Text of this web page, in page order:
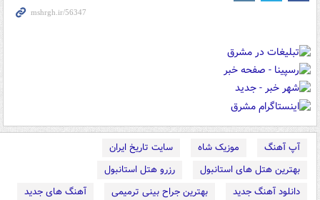
آپ آهنگ موزیک شاه
سایت تاریخ ایران
بهترین هتل های استانبول
رزرو هتل استانبول
دانلود آهنگ جدید
بهترین جراح بینی ترمیمی
آهنگ های جدید